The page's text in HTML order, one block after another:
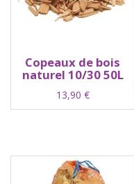
Copeaux de bois
naturel 10/30 50L
13,90 €